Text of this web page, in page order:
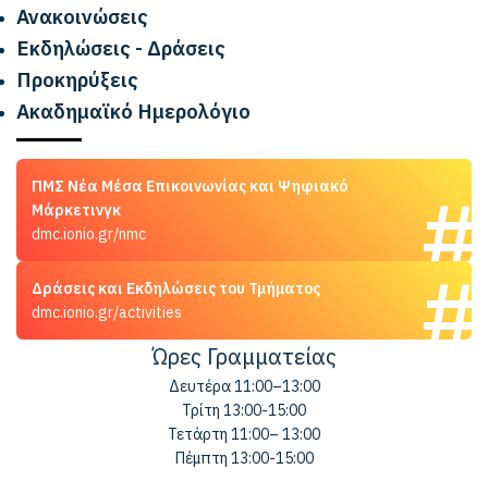
Ανακοινώσεις
Εκδηλώσεις - Δράσεις
Προκηρύξεις
Ακαδημαϊκό Ημερολόγιο
ΠΜΣ Νέα Μέσα Επικοινωνίας και Ψηφιακό
Μάρκετινγκ
dmc.ionio.gr/nmc
Δράσεις και Εκδηλώσεις του Τμήματος
dmc.ionio.gr/activities
Ώρες Γραμματείας
Δευτέρα 11:00–13:00
Τρίτη 13:00-15:00
Τετάρτη 11:00– 13:00
Πέμπτη 13:00-15:00